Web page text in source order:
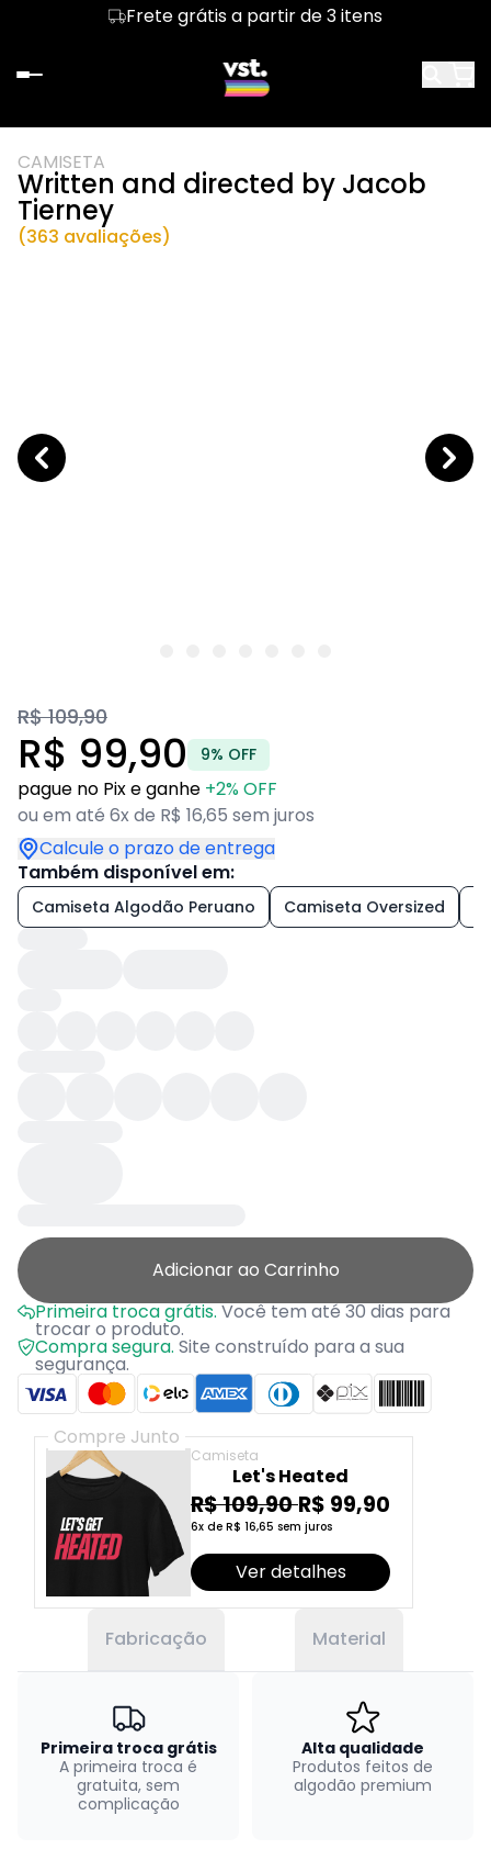
Frete grátis a partir de 3 itens
CAMISETA
Written and directed by Jacob
Tierney
(363 avaliações)
R$ 109,90
R$ 99,90 9% OFF
pague no Pix e ganhe +2% OFF
ou em até 6x de R$ 16,65 sem juros
Calcule o prazo de entrega
Também disponível em:
Camiseta Algodão Peruano Camiseta Oversized
Adicionar ao Carrinho
Primeira troca grátis.Você tem até 30 dias para
trocar o produto.
Compra segura. Site construído para a sua
segurança.
Compre Junto
Camiseta
Let's Heated
R$ 109,90 R$ 99,90
6x de R$ 16,65 sem juros
Ver detalhes
Fabricação Material
Primeira troca grátis
A primeira troca é
gratuita, sem
complicação
Alta qualidade
Produtos feitos de
algodão premium